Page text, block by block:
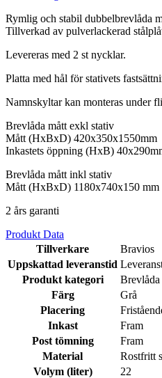
Rymlig och stabil dubbelbrevlåda
Tillverkad av pulverlackerad
Levereras med 2 st nycklar.
Platta med hål för stativets
Namnskyltar kan monteras under
Brevlåda mått exkl stativ
Mått (HxBxD) 420x350x1550mm
Inkastets öppning (HxB)
Brevlåda mått inkl stativ
Mått (HxBxD) 1180x740x150 mm
2 års garanti
Produkt Data
Tillverkare
Bravios
Uppskattad leveranstid
Produkt kategori
Brevlåda
Färg
Grå
Placering
Inkast
Fram
Post tömning
Fram
Material
Rostfritt
Volym (liter)
22